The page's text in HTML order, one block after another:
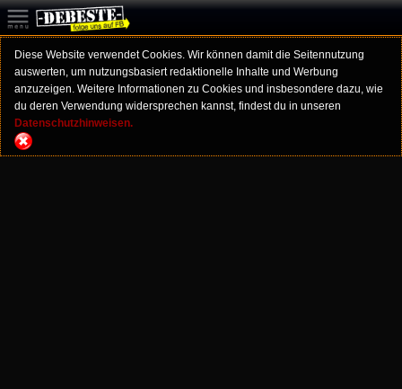
Diese Website verwendet Cookies. Wir können damit die Seitennutzung
auswerten, um nutzungsbasiert redaktionelle Inhalte und Werbung
anzuzeigen. Weitere Informationen zu Cookies und insbesondere dazu, wie
du deren Verwendung widersprechen kannst, findest du in unseren
Datenschutzhinweisen.